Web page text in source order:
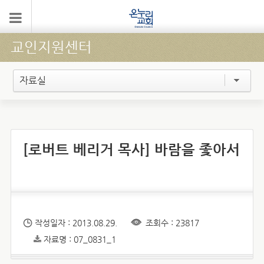
교인지원센터
자료실
[로버트 베리거 목사] 바람을 좇아서
작성일자 : 2013.08.29.
조회수 : 23817
자료명 : 07_0831_1